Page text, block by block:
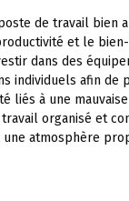
de travail bien
et le
dans des
individuels afin de
liés à une
organisé et
atmosphère